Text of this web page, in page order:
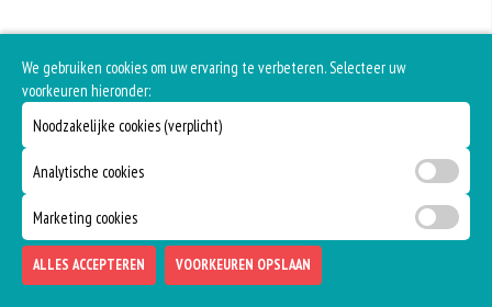
We gebruiken cookies om uw ervaring te verbeteren. Selecteer uw
voorkeuren hieronder:
Noodzakelijke cookies (verplicht)
Analytische cookies
Marketing cookies
ALLES ACCEPTEREN VOORKEUREN OPSLAAN